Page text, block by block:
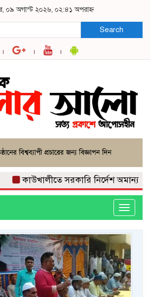
০৯ অগাস্ট ২০২৬, ০২:৪১ অপরাহ্ন
Search
কাউখালীতে সরকারি নির্দেশ অমান্য
Toggle